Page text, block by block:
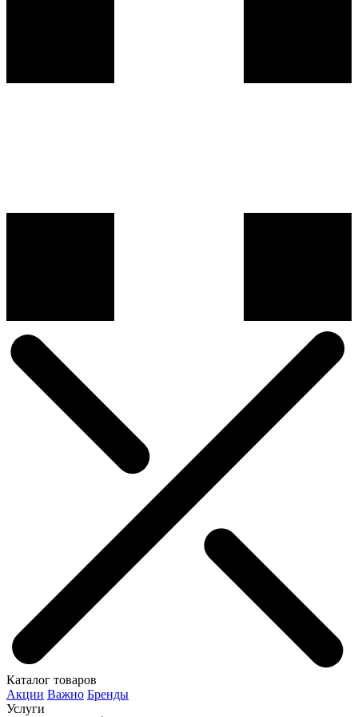
Каталог товаров
Акции Важно Бренды
Услуги